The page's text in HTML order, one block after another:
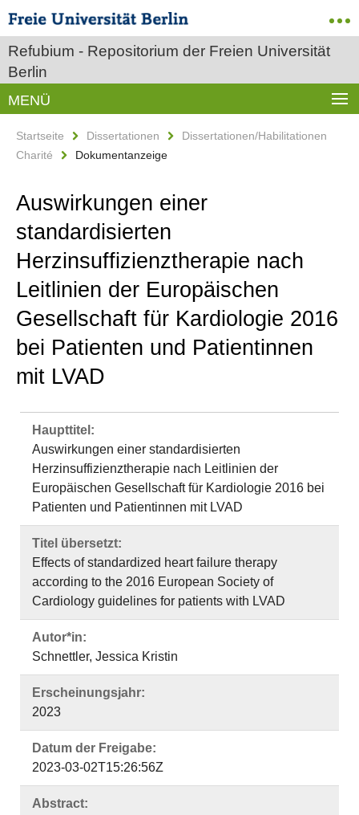
Refubium - Repositorium der Freien Universität
Berlin
MENÜ
Startseite Dissertationen
Dissertationen/Habilitationen
Charité
Dokumentanzeige
Auswirkungen einer
standardisierten
Herzinsuffizienztherapie nach
Leitlinien der Europäischen
Gesellschaft für Kardiologie 2016
bei Patienten und Patientinnen
mit LVAD
Haupttitel:
Auswirkungen einer standardisierten
Herzinsuffizienztherapie nach Leitlinien der
Europäischen Gesellschaft für Kardiologie 2016 bei
Patienten und Patientinnen mit LVAD
Titel übersetzt:
Effects of standardized heart failure therapy
according to the 2016 European Society of
Cardiology guidelines for patients with LVAD
Autor*in:
Schnettler, Jessica Kristin
Erscheinungsjahr:
2023
Datum der Freigabe:
2023-03-02T15:26:56Z
Abstract: